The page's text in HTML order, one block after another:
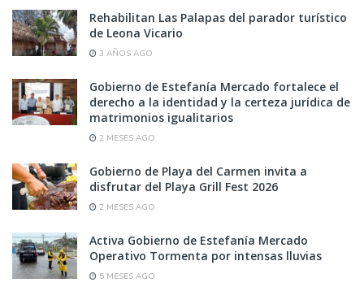
Rehabilitan Las Palapas del parador turístico
de Leona Vicario
3 AÑOS AGO
Gobierno de Estefanía Mercado fortalece el
derecho a la identidad y la certeza jurídica de
matrimonios igualitarios
2 MESES AGO
Gobierno de Playa del Carmen invita a
disfrutar del Playa Grill Fest 2026
2 MESES AGO
Activa Gobierno de Estefanía Mercado
Operativo Tormenta por intensas lluvias
5 MESES AGO